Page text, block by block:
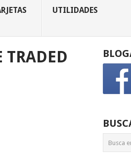
UTILIDADES
TRADED